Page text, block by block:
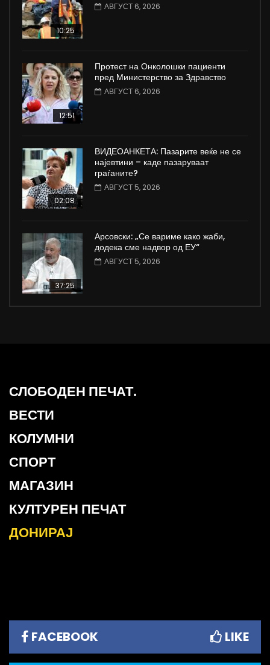
10:25
АВГУСТ 6, 2026
12:51
Протест на Онколошки пациенти
пред Министерство за Здравство
АВГУСТ 6, 2026
02:08
ВИДЕОАНКЕТА: Пазарите веќе не се
најевтини – каде пазаруваат
граѓаните?
АВГУСТ 5, 2026
37:25
Арсовски: „Се вариме како жаби,
додека сме надвор од ЕУ“
АВГУСТ 5, 2026
СЛОБОДЕН ПЕЧАТ.
ВЕСТИ
КОЛУМНИ
СПОРТ
МАГАЗИН
КУЛТУРЕН ПЕЧАТ
ДОНИРАЈ
FACEBOOK LIKE